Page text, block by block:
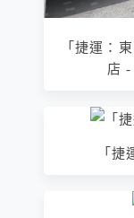
「捷運：
店 -
「